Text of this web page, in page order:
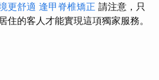
更舒適 逢甲脊椎矯正 請注意，只
住的客人才能實現這項獨家服務。